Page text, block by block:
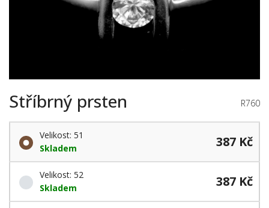
Stříbrný prsten R760
Velikost: 51
Skladem
387 Kč
Velikost: 52
Skladem
387 Kč